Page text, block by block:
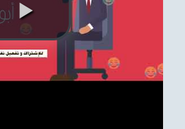
Sudani tones